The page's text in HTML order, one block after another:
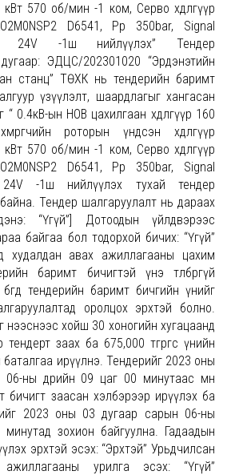
570 об/мин -1 ком, Серво хөдөлгүүр
D6541, Pp 350bar, Signal
24V -1ш нийлүүлэх” Тендер
ЭДЦС/202301020 “Эрдэнэтийн
станц” ТӨХК нь тендерийн баримт
үзүүлэлт, шаардлагыг хангасан
“ 0.4кВ-ын НОВ цахилгаан хөдөлгүүр 160
роторын үндсэн хөдөлгүүр
570 об/мин -1 ком, Серво хөдөлгүүр
D6541, Pp 350bar, Signal
-1ш нийлүүлэх тухай тендер
Тендер шалгаруулалт нь дараах
“Үгүй”] Дотоодын үйлдвэрээс
байгаа бол тодорхой бичих: “Үгүй”
худалдан авах ажиллагааны цахим
баримт бичигтэй үнэ төлбөргүй
тендерийн баримт бичгийн үнийг
оролцох эрхтэй болно.
нээснээс хойш 30 хоногийн хугацаанд
заах ба 675,000 төгрөгөөс үнийн
баталгаа ирүүлнэ. Тендерийг 2023 оны
ны өдрийн 09 цаг 00 минутаас өмнө
бичигт заасан хэлбэрээр ирүүлэх ба
2023 оны 03 дугаар сарын 06-ны
зохион байгуулна. Гадаадын
эрхтэй эсэх: “Эрхтэй” Урьдчилсан
урилга эсэх: “Үгүй”